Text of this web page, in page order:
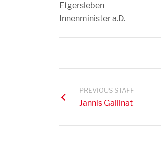
Etgersleben
Innenminister a.D.
PREVIOUS STAFF
Jannis Gallinat